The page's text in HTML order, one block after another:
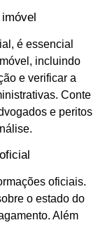
é essencial
incluindo
e verificar a
Conte
e peritos
oficiais.
o estado do
Além